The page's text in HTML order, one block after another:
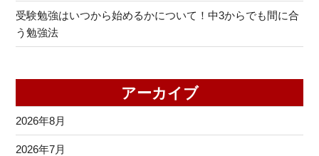
受験勉強はいつから始めるかについて！中3からでも間に合
う勉強法
アーカイブ
2026年8月
2026年7月